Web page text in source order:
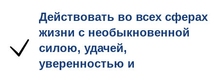
Действовать во всех сферах
жизни с необыкновенной
силою, удачей,
уверенностью и